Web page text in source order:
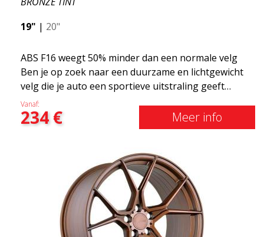
19" | 20"
ABS F16 weegt 50% minder dan een normale velg
Ben je op zoek naar een duurzame en lichtgewicht
velg die je auto een sportieve uitstraling geeft
zonder het shirt te kosten? ABS F16 is onze eigen
poging om kwaliteitsbewuste klanten te voorzien
van een velg die profiteert van de nieuwste
productie. De velgen van de toekomst zijn een
gebied waar de ontwikkeling snel vordert en ABS
F16 staat echt op de voorgrond!
Vanaf:
234€ Meer info